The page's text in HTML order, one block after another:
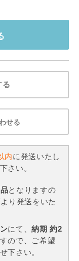
る
せる
内に発送いたし
さい。
となりますの
り発送をいた
にて、納期 約2
ので、ご希望
下さい。